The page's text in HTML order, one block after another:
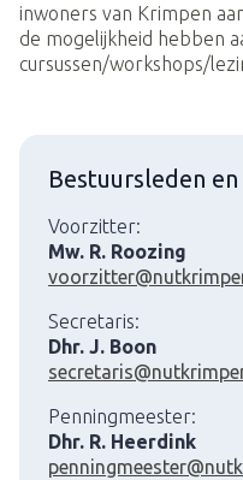
inwoners van Krimpen
de mogelijkheid hebben
cursussen/workshops/
Bestuursleden
Voorzitter:
Mw. R. Roozing
Secretaris:
Dhr. J. Boon
Penningmeester:
Dhr. R. Heerdink